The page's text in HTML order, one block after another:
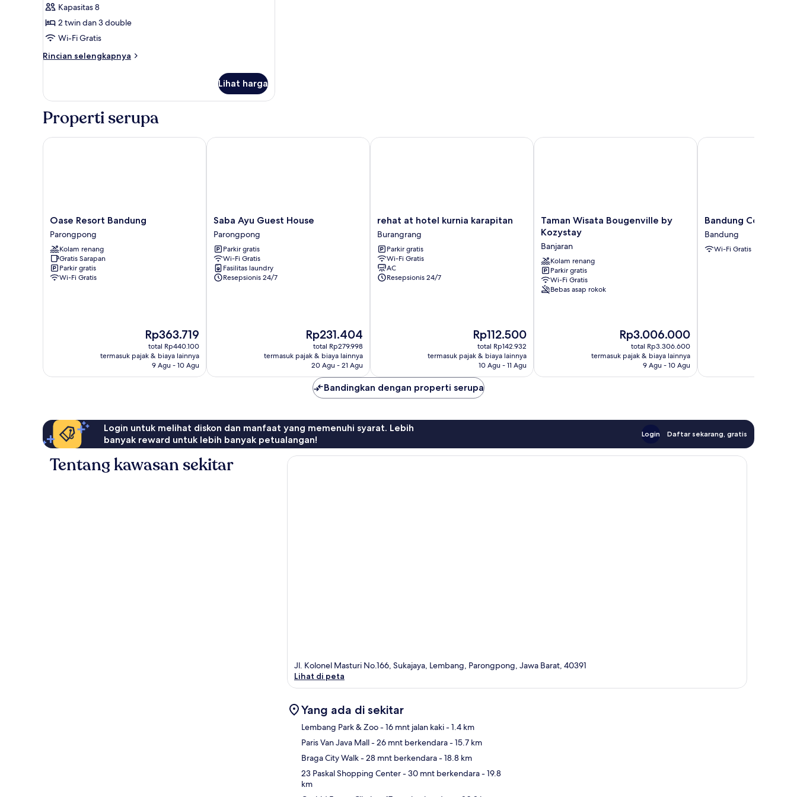
foto
untuk
Dayang
Sumbi
Kapasitas 8
2 twin dan 3 double
Wi-Fi Gratis
Rincian selengkapnya
Rincian
Dayang
Family
Lihat harga
Properti serupa
Oase
Resort
Bandung
Parongpong
Oase Resort Bandung
Parongpong
Kolam renang
Gratis Sarapan
Parkir gratis
Wi-Fi Gratis
Harga
sekarang
Rp363.719
Rp363.719
total Rp440.100
termasuk pajak & biaya lainnya
9 Agu - 10 Agu
Oase Resort Bandung
Saba
Ayu
Guest
House
Parongpong
Saba Ayu Guest House
Parongpong
Parkir gratis
Wi-Fi Gratis
Fasilitas laundry
Resepsionis 24/7
Harga
sekarang
Rp231.404
Rp231.404
total Rp279.998
termasuk pajak & biaya lainnya
20 Agu - 21 Agu
Saba Ayu Guest House
rehat
at
hotel
kurnia
karapitan
Burangrang
rehat at hotel kurnia karapitan
Burangrang
Parkir gratis
Wi-Fi Gratis
AC
Resepsionis 24/7
Harga
sekarang
Rp112.500
Rp112.500
total Rp142.932
termasuk pajak & biaya lainnya
10 Agu - 11 Agu
rehat at hotel kurnia karapitan
Taman
Wisata
Bougenville
by
Kozystay
Banjaran
Taman Wisata Bougenville by
Kozystay
Banjaran
Kolam renang
Parkir gratis
Wi-Fi Gratis
Bebas asap rokok
Harga
sekarang
Rp3.006.000
Rp3.006.000
total Rp3.306.600
termasuk pajak & biaya lainnya
9 Agu - 10 Agu
Taman Wisata Bougenville by Kozystay
Bandung
Co
Stay
Bandung
Bandung Co Stay
Bandung
Wi-Fi Gratis
Bandung Co Stay
Bandingkan dengan properti serupa
Login untuk melihat diskon dan manfaat yang memenuhi syarat. Lebih
banyak reward untuk lebih banyak petualangan!
Login Daftar sekarang, gratis
Tentang kawasan sekitar
Jl. Kolonel Masturi No.166, Sukajaya, Lembang, Parongpong, Jawa Barat, 40391
Lihat di peta
Yang ada di sekitar
Lembang Park & Zoo- 16 mnt jalan kaki- 1.4 km
Paris Van Java Mall- 26 mnt berkendara- 15.7 km
Braga City Walk- 28 mnt berkendara- 18.8 km
23 Paskal Shopping Center- 30 mnt berkendara- 19.8
km